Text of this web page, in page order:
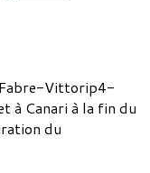
Vittorip4-
à Canari à la fin du
du